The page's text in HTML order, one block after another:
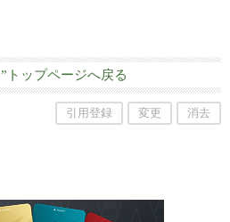
トップページへ戻る
引用登録 変更 消去